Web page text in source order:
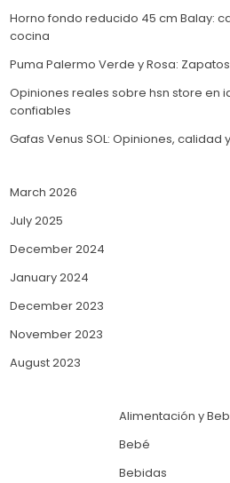
Horno fondo reducido 45 cm Balay:
cocina
Puma Palermo Verde y Rosa:
Opiniones reales sobre hsn store en
confiables
Gafas Venus SOL: Opiniones,
March 2026
July 2025
December 2024
January 2024
December 2023
November 2023
August 2023
Alimentación y
Bebé
Bebidas